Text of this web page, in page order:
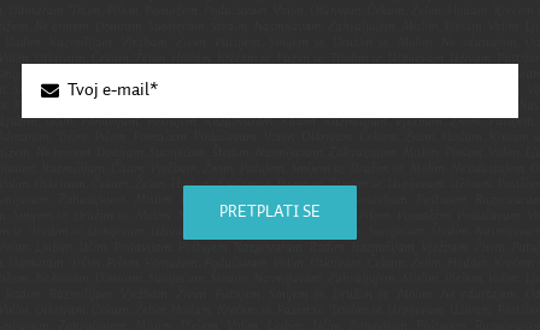
PRETPLATI SE